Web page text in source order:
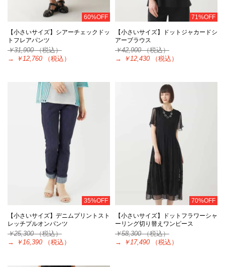
60%OFF
【小さいサイズ】シアーチェックドッ
トフレアパンツ
￥31,900（税込）
→
￥12,760 （税込）
71%OFF
【小さいサイズ】ドットジャカードシ
アーブラウス
￥42,900（税込）
→
￥12,430 （税込）
35%OFF
【小さいサイズ】デニムプリントスト
レッチプルオンパンツ
￥25,300（税込）
→
￥16,390 （税込）
70%OFF
【小さいサイズ】ドットフラワーシャ
ーリング切り替えワンピース
￥58,300（税込）
→
￥17,490 （税込）